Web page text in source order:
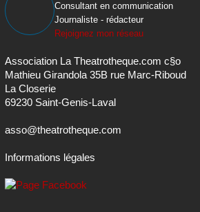
Consultant en communication
Journaliste - rédacteur
Rejoignez mon réseau
Association La Theatrotheque.com c§o
Mathieu Girandola 35B rue Marc-Riboud
La Closerie
69230 Saint-Genis-Laval
asso@theatrotheque.com
Informations légales